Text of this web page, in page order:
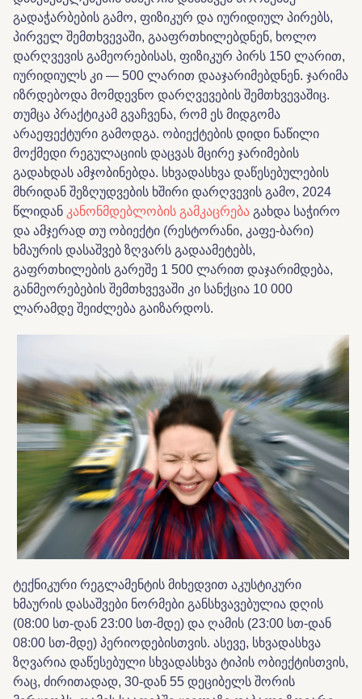
გადაჭარბების გამო, ფიზიკურ და იურიდიულ პირებს,
პირველ შემთხვევაში, გააფრთხილებდნენ, ხოლო
დარღვევის გამეორებისას, ფიზიკურ პირს 150 ლარით,
იურიდიულს კი — 500 ლარით დააჯარიმებდნენ. ჯარიმა
იზრდებოდა მომდევნო დარღვევების შემთხვევაშიც.
თუმცა პრაქტიკამ გვაჩვენა, რომ ეს მიდგომა
არაეფექტური გამოდგა. ობიექტების დიდი ნაწილი
მოქმედი რეგულაციის დაცვას მცირე ჯარიმების
გადახდას ამჯობინებდა. სხვადასხვა დაწესებულების
მხრიდან შეზღუდვების ხშირი დარღვევის გამო, 2024
წლიდან კანონმდებლობის გამკაცრება გახდა საჭირო
და ამჯერად თუ ობიექტი (რესტორანი, კაფე-ბარი)
ხმაურის დასაშვებ ზღვარს გადაამეტებს,
გაფრთხილების გარეშე 1 500 ლარით დაჯარიმდება,
განმეორებების შემთხვევაში კი სანქცია 10 000
ლარამდე შეიძლება გაიზარდოს.
ტექნიკური რეგლამენტის მიხედვით აკუსტიკური
ხმაურის დასაშვები ნორმები განსხვავებულია დღის
(08:00 სთ-დან 23:00 სთ-მდე) და ღამის (23:00 სთ-დან
08:00 სთ-მდე) პერიოდებისთვის. ასევე, სხვადასხვა
ზღვარია დაწესებული სხვადასხვა ტიპის ობიექტისთვის,
რაც, ძირითადად, 30-დან 55 დეციბელს შორის